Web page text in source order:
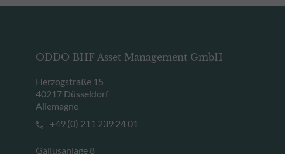
ODDO BHF Asset Management GmbH
Herzogstraße 15
40217 Düsseldorf
Allemagne
+49 (0) 211 239 24 01
Gallusanlage 8